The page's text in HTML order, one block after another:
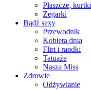
Płaszcze, kurtki
Zegarki
Bądź sexy
Przewodnik
Kobieta dnia
Flirt i randki
Tatuaże
Nasza Miss
Zdrowie
Odżywianie